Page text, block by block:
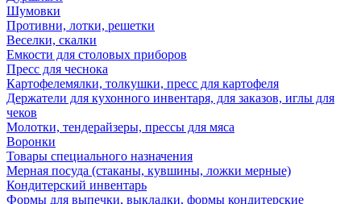
Шумовки
Противни, лотки, решетки
Веселки, скалки
Емкости для столовых приборов
Пресс для чеснока
Картофелемялки, толкушки, пресс для картофеля
Держатели для кухонного инвентаря, для заказов, иглы для
чеков
Молотки, тендерайзеры, прессы для мяса
Воронки
Товары специального назначения
Мерная посуда (стаканы, кувшины, ложки мерные)
Кондитерский инвентарь
Формы для выпечки, выкладки, формы кондитерские